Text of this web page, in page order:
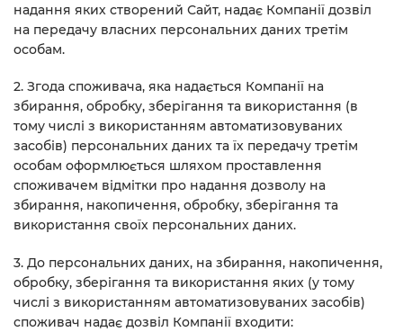
надання яких створений Сайт, надає Компанії дозвіл
на передачу власних персональних даних третім
особам.
2. Згода споживача, яка надається Компанії на
збирання, обробку, зберігання та використання (в
тому числі з використанням автоматизовуваних
засобів) персональних даних та їх передачу третім
особам оформлюється шляхом проставлення
споживачем відмітки про надання дозволу на
збирання, накопичення, обробку, зберігання та
використання своїх персональних даних.
3. До персональних даних, на збирання, накопичення,
обробку, зберігання та використання яких (у тому
числі з використанням автоматизовуваних засобів)
споживач надає дозвіл Компанії входити: